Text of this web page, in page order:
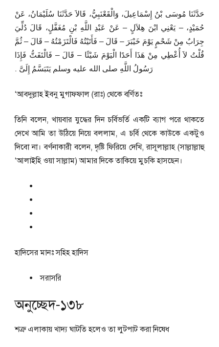
حَدَّثَنَا مُوسَى بْنُ إِسْمَاعِيلَ، وَالْقَعْنَبِيُّ، قَالاَ حَدَّثَنَا سُلَيْمَانُ، عَنْ
حُمَيْدٍ، – يَعْنِي ابْنَ هِلاَلٍ – عَنْ عَبْدِ اللَّهِ بْنِ مُغَفَّلٍ، قَالَ دُلِّيَ
جِرَابٌ مِنْ شَحْمٍ يَوْمَ خَيْبَرَ – قَالَ – فَأَتَيْتُهُ فَالْتَزَمْتُهُ – قَالَ – ثُمَّ
قُلْتُ لاَ أُعْطِي مِنْ هَذَا أَحَدًا الْيَوْمَ شَيْئًا – قَالَ – فَالْتَفَتُّ فَإِذَا
رَسُولُ اللَّهِ صلى الله عليه وسلم يَتَبَسَّمُ إِلَىَّ ‏.‏
‘আবদুল্লাহ ইবনু মুগাফফাল (রাঃ) থেকে বর্ণিতঃ
তিনি বলেন, খায়বার যুদ্ধের দিন চর্বিভর্তি একটি ব্যাগ পরে থাকতে
দেখে আমি তা উঠিয়ে নিয়ে বললাম, এ চর্বি থেকে কাউকে একটুও
দিবো না। বর্ণনাকারী বলেন, দৃষ্টি ফিরিয়ে দেখি, রাসূলাল্লাহ (সাল্লাল্লাহু
‘আলাইহি ওয়া সাল্লাম) আমার দিকে তাকিয়ে মুচকি হাসছেন।
হাদিসের মানঃসহিহ হাদিস
সরাসরি
অনুচ্ছেদ-১৩৮
শত্রু এলাকায় খাদ্য ঘাটতি হলেও তা লুটপাট করা নিষেধ